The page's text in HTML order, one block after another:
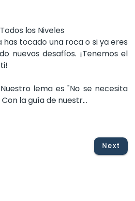
Todos los Niveles
has tocado una rocao siyaeres
nuevos desafíos. ¡Tenemos el
ti!
Nuestro lema es "No se necesita
Con laguíade nuestr...
Next